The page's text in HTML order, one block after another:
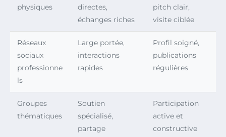
physiques
directes,
échanges riches
pitch clair,
visite ciblée
Réseaux
sociaux
professionne
ls
Large portée,
interactions
rapides
Profil soigné,
publications
régulières
Groupes
thématiques
Soutien
spécialisé,
partage
Participation
active et
constructive